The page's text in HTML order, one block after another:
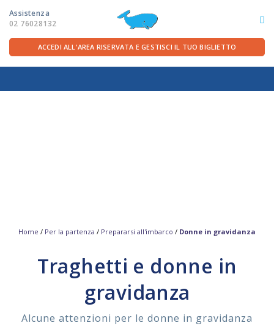
Assistenza
02 76028132
ITA FRA DEU ENG
SERVIZI A BORDO
LA COMPAGNIA
ACCEDI ALL'AREA RISERVATA E GESTISCI IL TUO BIGLIETTO
Home / Per la partenza / Prepararsi all'imbarco / Donne in gravidanza
Traghetti e donne in
gravidanza
Alcune attenzioni per le donne in gravidanza